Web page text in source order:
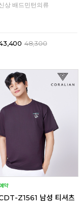
상 배드민턴의류
48,300
Z1561 남성 티셔츠